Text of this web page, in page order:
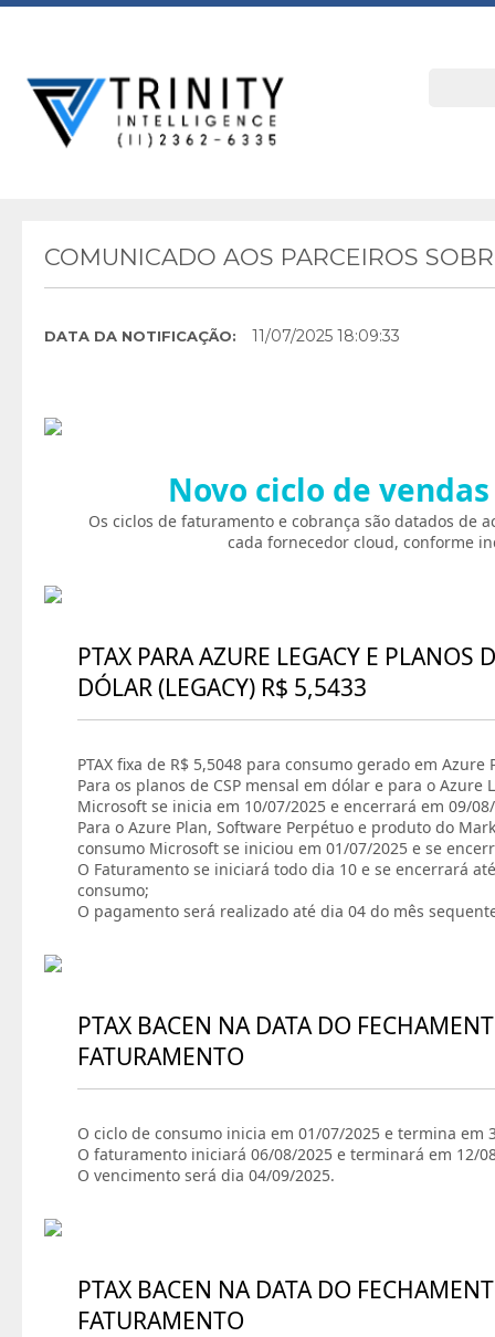
COMUNICADO AOS PARCEIROS
DATA DA NOTIFICAÇÃO: 11/07/2025 18:09:33
Novo ciclo de
Os ciclos de faturamento e cobrança são datados de
cada fornecedor cloud, conforme
PTAX PARA AZURE LEGACY E PLANOS
DÓLAR (LEGACY) R$ 5,5433
PTAX fixa de R$ 5,5048 para consumo gerado em Azure
Para os planos de CSP mensal em dólar e para o Azure
Microsoft se inicia em 10/07/2025 e encerrará em 09/
Para o Azure Plan, Software Perpétuo e produto do
consumo Microsoft se iniciou em 01/07/2025 e se
O Faturamento se iniciará todo dia 10 e se encerrará
consumo;
O pagamento será realizado até dia 04 do mês
PTAX BACEN NA DATA DO
FATURAMENTO
O ciclo de consumo inicia em 01/07/2025 e termina em
O faturamento iniciará 06/08/2025 e terminará em 12/
O vencimento será dia 04/09/2025.
PTAX BACEN NA DATA DO
FATURAMENTO